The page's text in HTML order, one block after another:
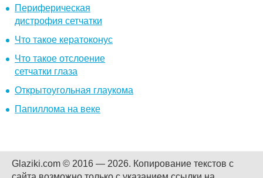
Периферическая
дистрофия сетчатки
Что такое кератоконус
Что такое отслоение
сетчатки глаза
Открытоугольная глаукома
Папиллома на веке
Glaziki.com © 2016 — 2026. Копирование текстов с